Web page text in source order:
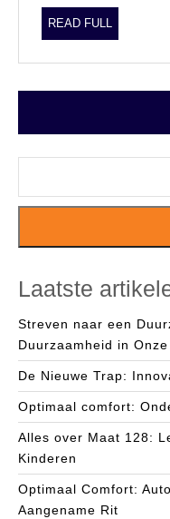
READ FULL
FULL
Laatste
Streven naar een
Duurzaamheid in
De Nieuwe Trap:
Optimaal comfort:
Alles over Maat 128:
Kinderen
Optimaal Comfort:
Aangename Rit